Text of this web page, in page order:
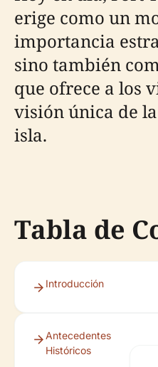
erige como un
importancia
sino también
que ofrece a los
visión única de
isla.
Tabla de
Introducción
Antecedentes
Históricos